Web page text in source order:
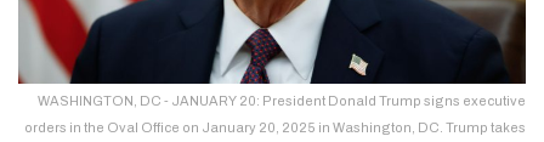
WASHINGTON, DC - JANUARY 20: President Donald Trump signs executive
orders in the Oval Office on January 20, 2025 in Washington, DC. Trump takes